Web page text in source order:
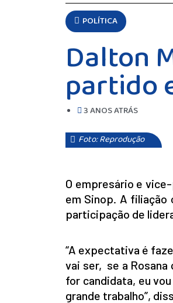
POLÍTICA
Dalton
partido
3 ANOS ATRÁS
Foto: Reprodução
O empresário e
em Sinop. A filiação
participação de
“A expectativa é
vai ser, se a Rosana
for candidata, eu
grande trabalho”,